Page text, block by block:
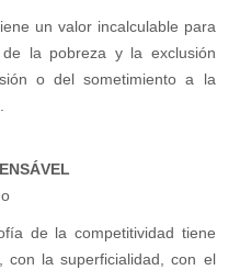
un valor incalculable para
la pobreza y la exclusión
o del sometimiento a la
de la competitividad tiene
con la superficialidad, con el